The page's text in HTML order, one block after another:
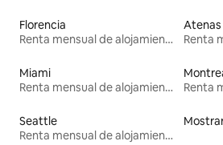
Florencia
Renta mensual de alojamientos
Atenas
Miami
Renta mensual de alojamientos
Seattle
Renta mensual de alojamientos